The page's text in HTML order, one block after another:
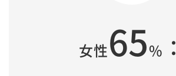
女性65% ：